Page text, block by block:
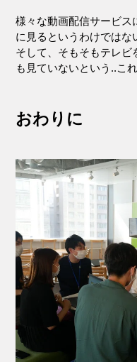
様々な動画配信サービス
に見るというわけではな
そして、そもそもテレビ
も見ていないという..こ
おわりに